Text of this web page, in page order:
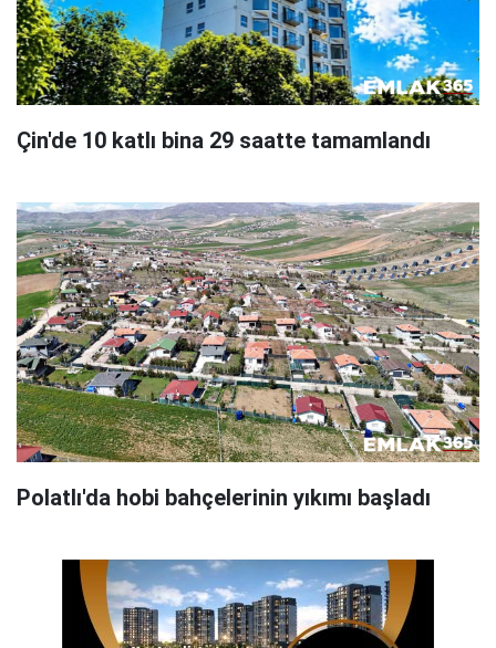
Çin'de 10 katlı bina 29 saatte tamamlandı
Polatlı'da hobi bahçelerinin yıkımı başladı